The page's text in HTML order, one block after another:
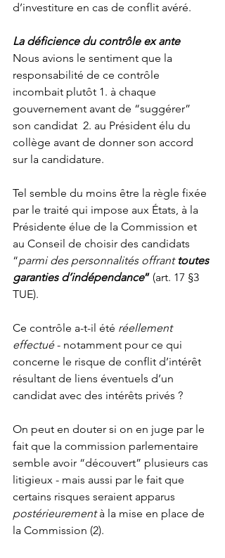
d’investiture en cas de conflit avéré.
La déficience du contrôle ex ante
Nous avions le sentiment que la
responsabilité de ce contrôle
incombait plutôt 1. à chaque
gouvernement avant de “suggérer”
son candidat  2. au Président élu du
collège avant de donner son accord
sur la candidature.
Tel semble du moins être la règle fixée
par le traité qui impose aux États, à la
Présidente élue de la Commission et
au Conseil de choisir des candidats
“parmi des personnalités offrant toutes
garanties d’indépendance” (art. 17 §3
TUE).
Ce contrôle a-t-il été réellement
effectué - notamment pour ce qui
concerne le risque de conflit d’intérêt
résultant de liens éventuels d’un
candidat avec des intérêts privés ?
On peut en douter si on en juge par le
fait que la commission parlementaire
semble avoir “découvert” plusieurs cas
litigieux - mais aussi par le fait que
certains risques seraient apparus
postérieurement à la mise en place de
la Commission (2).